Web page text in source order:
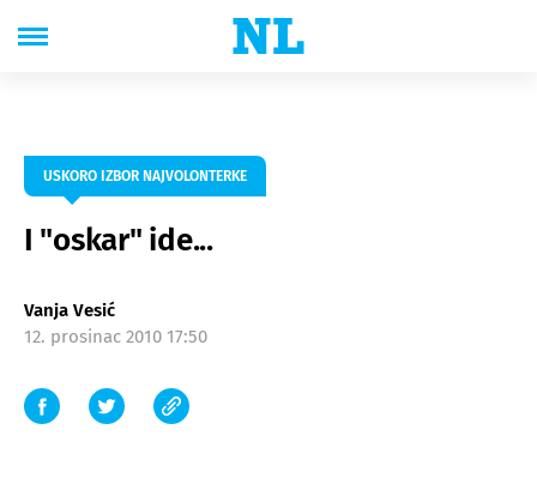
USKORO IZBOR NAJVOLONTERKE
I "oskar" ide...
Vanja Vesić
12. prosinac 2010 17:50